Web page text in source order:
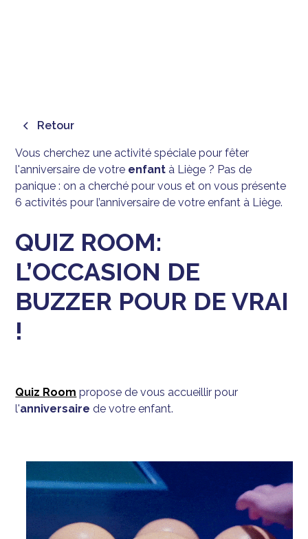
Retour
Vous cherchez une activité spéciale pour fêter
l'anniversaire de votre enfant à Liège ? Pas de
panique : on a cherché pour vous et on vous présente
6 activités pour l’anniversaire de votre enfant à Liège.
QUIZ ROOM:
L’OCCASION DE
BUZZER POUR DE VRAI
!
Quiz Room propose de vous accueillir pour
l'anniversaire de votre enfant.